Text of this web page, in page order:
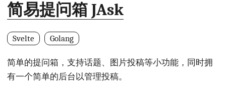
简易提问箱 JAsk
Svelte Golang
简单的提问箱，支持话题、图片投稿等小功能，同时拥
有一个简单的后台以管理投稿。